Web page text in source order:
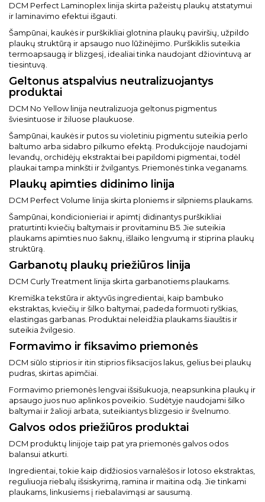
DCM Perfect Laminoplex linija skirta pažeistų plaukų atstatymui
ir laminavimo efektui išgauti.
Šampūnai, kaukės ir purškikliai glotnina plaukų paviršių, užpildo
plaukų struktūrą ir apsaugo nuo lūžinėjimo. Purškiklis suteikia
termoapsaugą ir blizgesį, idealiai tinka naudojant džiovintuvą ar
tiesintuvą.
Geltonus atspalvius neutralizuojantys
produktai
DCM No Yellow linija neutralizuoja geltonus pigmentus
šviesintuose ir žiluose plaukuose.
Šampūnai, kaukės ir putos su violetiniu pigmentu suteikia perlo
baltumo arba sidabro pilkumo efektą. Produkcijoje naudojami
levandų, orchidėjų ekstraktai bei papildomi pigmentai, todėl
plaukai tampa minkšti ir žvilgantys. Priemonės tinka veganams.
Plaukų apimties didinimo linija
DCM Perfect Volume linija skirta ploniems ir silpniems plaukams.
Šampūnai, kondicionieriai ir apimtį didinantys purškikliai
praturtinti kviečių baltymais ir provitaminu B5. Jie suteikia
plaukams apimties nuo šaknų, išlaiko lengvumą ir stiprina plaukų
struktūrą.
Garbanotų plaukų priežiūros linija
DCM Curly Treatment linija skirta garbanotiems plaukams.
Kremiška tekstūra ir aktyvūs ingredientai, kaip bambuko
ekstraktas, kviečių ir šilko baltymai, padeda formuoti ryškias,
elastingas garbanas. Produktai neleidžia plaukams šiauštis ir
suteikia žvilgesio.
Formavimo ir fiksavimo priemonės
DCM siūlo stiprios ir itin stiprios fiksacijos lakus, gelius bei plaukų
pudras, skirtas apimčiai.
Formavimo priemonės lengvai išsišukuoja, neapsunkina plaukų ir
apsaugo juos nuo aplinkos poveikio. Sudėtyje naudojami šilko
baltymai ir žalioji arbata, suteikiantys blizgesio ir švelnumo.
Galvos odos priežiūros produktai
DCM produktų linijoje taip pat yra priemonės galvos odos
balansui atkurti.
Ingredientai, tokie kaip didžiosios varnalėšos ir lotoso ekstraktas,
reguliuoja riebalų išsiskyrimą, ramina ir maitina odą. Jie tinkami
plaukams, linkusiems į riebalavimąsi ar sausumą.